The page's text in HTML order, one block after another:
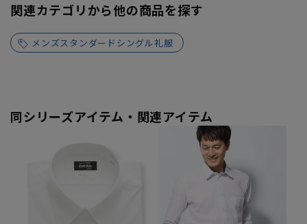
関連カテゴリから他の商品を探す
メンズスタンダードシングル礼服
同シリーズアイテム・関連アイテム